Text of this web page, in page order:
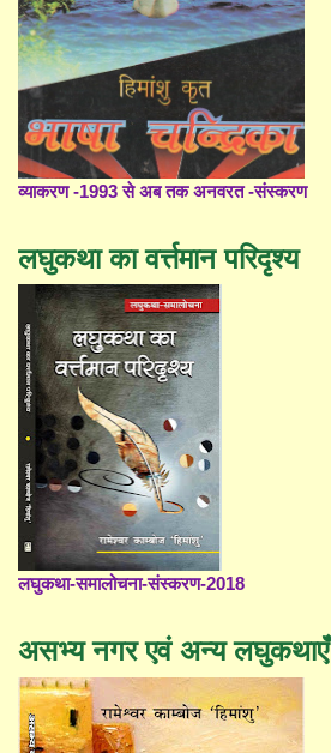
व्याकरण -1993 से अब तक अनवरत -संस्करण
लघुकथा का वर्त्तमान परिदृश्य
लघुकथा-समालोचना-संस्करण-2018
असभ्य नगर एवं अन्य लघुकथाएँ